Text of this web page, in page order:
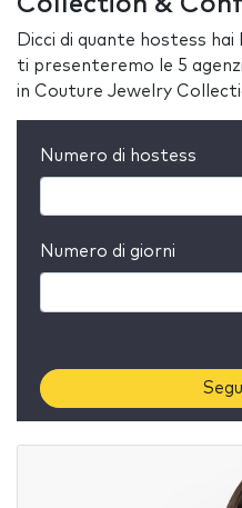
Dicci di quante hostess
ti presenteremo le 5
in Couture Jewelry
Numero di hostess
Numero di giorni